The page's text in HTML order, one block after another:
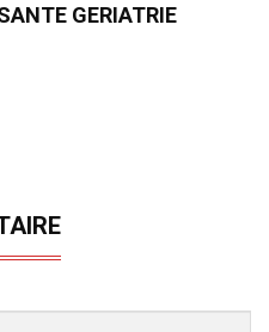
GERIATRIE